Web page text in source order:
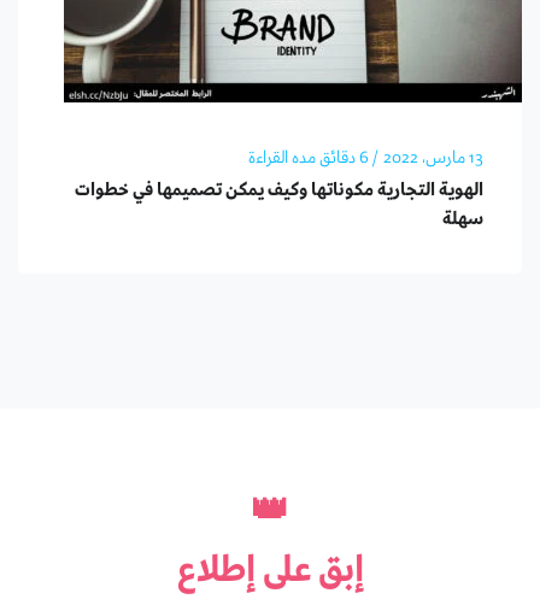
13 مارس، 2022 / 6 دقائق مده القراءة
الهوية التجارية مكوناتها وكيف يمكن تصميمها في خطوات
سهلة
👑
إبق علىإطلاع